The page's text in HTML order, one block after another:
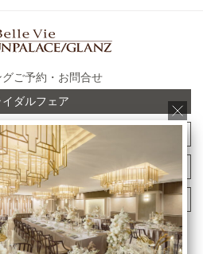
ご予約・お問合せ
イダルフェア
見学予約
資料請求
お問合せ
大宮サンパレス /
（グランツ）